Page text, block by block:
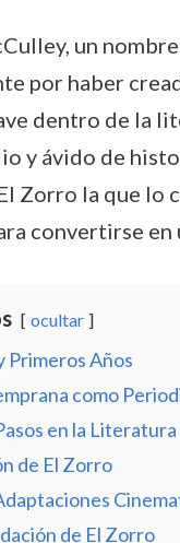
un
por haber
dentro de la
y ávido de
Zorro la que lo
convertirse
ocultar
Primeros Años
como
en la Literatura
de El Zorro
de El Zorro